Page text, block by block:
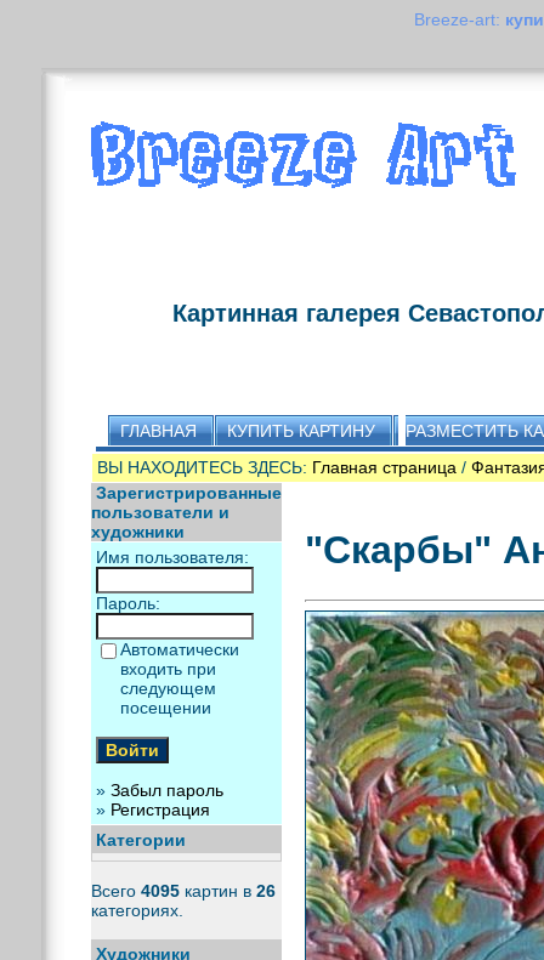
Breeze-art:
Картинная галерея
ГЛАВНАЯ КУПИТЬ КАРТИНУ
РАЗМЕСТИТЬ
ВЫ НАХОДИТЕСЬ ЗДЕСЬ: Главная страница /
Зарегистрированные
пользователи и
художники
Имя пользователя:
Пароль:
Автоматически
входить при
следующем
посещении
» Забыл пароль
» Регистрация
Категории
Всего 4095картин в 26
категориях.
Художники
"Скарбы"